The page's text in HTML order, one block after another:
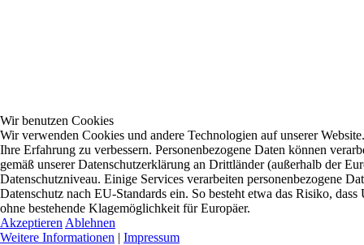
Wir benutzen Cookies
Wir verwenden Cookies und andere Technologien auf unserer
Ihre Erfahrung zu verbessern. Personenbezogene Daten können
gemäß unserer Datenschutzerklärung an Drittländer (außerhalb der
Datenschutzniveau. Einige Services verarbeiten personenbezogene
Datenschutz nach EU-Standards ein. So besteht etwa das Risiko,
ohne bestehende Klagemöglichkeit für Europäer.
Akzeptieren Ablehnen
Weitere Informationen | Impressum